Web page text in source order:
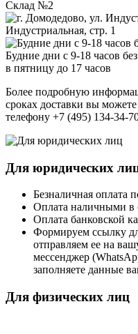
Склад №2
Индустриальная, стр. 1
Будние дни с 9-18 часов
в пятницу до 17 часов
Более подробную
сроках доставки вы
телефону +7 (495) 134-34-
Для юридических
Безналичная оплата
Оплата наличными в
Оплата банковской
Формируем ссылку
отправляем ее на
мессенджер
заполняете данные
Для физических лиц